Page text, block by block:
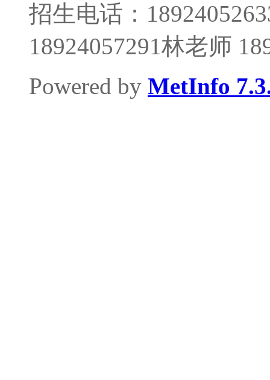
招生电话：
18924057291林老师
Powered by MetInfo